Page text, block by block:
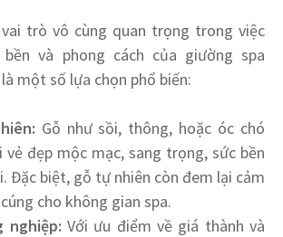
trò vô cùng quan trọng trong việc
và phong cách của giường spa
một số lựa chọn phổ biến:
Gỗ như sồi, thông, hoặc óc chó
vẻ đẹp mộc mạc, sang trọng, sức bền
Đặc biệt, gỗ tự nhiên còn đem lại cảm
cho không gian spa.
nghiệp: Với ưu điểm về giá thành và